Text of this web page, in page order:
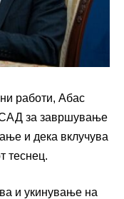
работи, Абас
САД за завршување
и дека вклучува
теснец.
и укинување на